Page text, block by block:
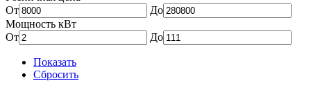
От
До
Мощность кВт
От
До
Показать
Сбросить